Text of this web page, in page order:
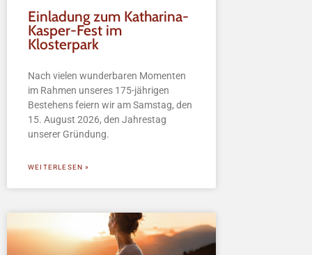
Einladung zum Katharina-
Kasper-Fest im
Klosterpark
Nach vielen wunderbaren Momenten
im Rahmen unseres 175-jährigen
Bestehens feiern wir am Samstag, den
15. August 2026, den Jahrestag
unserer Gründung.
WEITERLESEN »